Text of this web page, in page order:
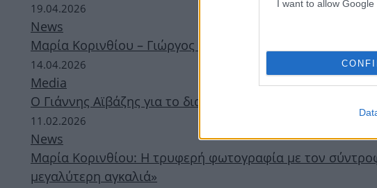
I want to allow
19.04.2026
News
Μαρία Κορινθίου – Γιώργος Καραθανάσης: Ταξίδι στη
14.04.2026
Media
O Γιάννης Αϊβάζης για το διαζύγιο από την Μαρία
11.02.2026
News
Μαρία Κορινθίου: Η τρυφερή φωτογραφία με τον
μεγαλύτερη αγκαλιά»